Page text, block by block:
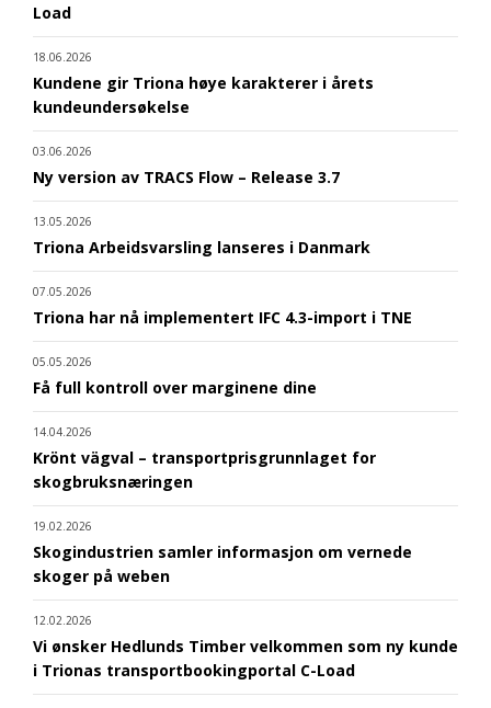
Load
18.06.2026
Kundene gir Triona høye karakterer i årets
kundeundersøkelse
03.06.2026
Ny version av TRACS Flow – Release 3.7
13.05.2026
Triona Arbeidsvarsling lanseres i Danmark
07.05.2026
Triona har nå implementert IFC 4.3-import i TNE
05.05.2026
Få full kontroll over marginene dine
14.04.2026
Krönt vägval – transportprisgrunnlaget for
skogbruksnæringen
19.02.2026
Skogindustrien samler informasjon om vernede
skoger på weben
12.02.2026
Vi ønsker Hedlunds Timber velkommen som ny kunde
i Trionas transportbookingportal C-Load